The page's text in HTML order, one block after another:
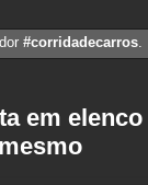
#corridadecarros.
em